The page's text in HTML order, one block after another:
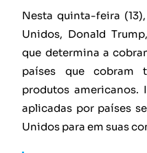
Nesta quinta-feira
Unidos, Donald
que determina a
países que cobram
produtos americanos.
aplicadas por países
Unidos para em suas